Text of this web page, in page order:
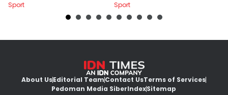
Sport
Sport
About UsEditorial TeamContact UsTerms of Services
Pedoman Media SiberIndexSitemap